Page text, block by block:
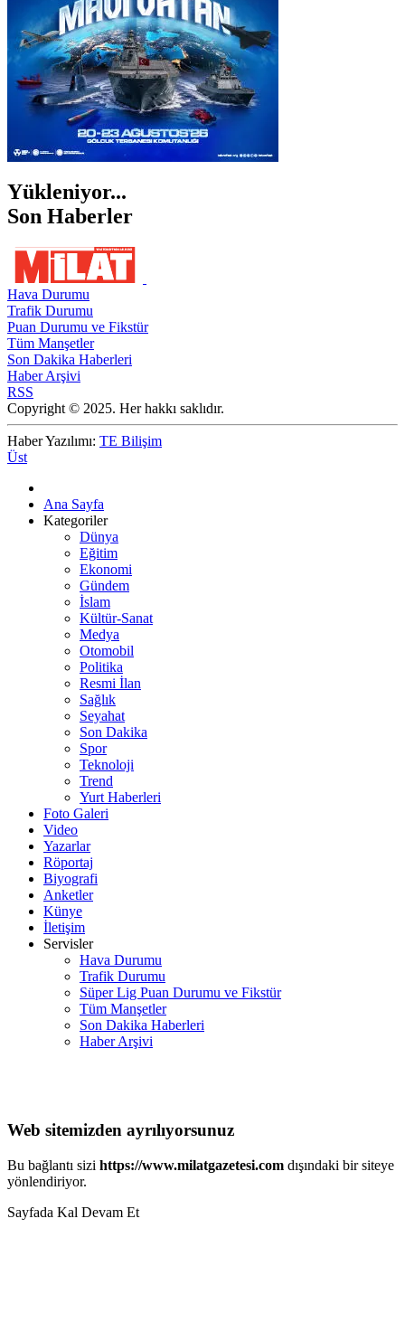
Yükleniyor...
Son Haberler
Hava Durumu
Trafik Durumu
Puan Durumu ve Fikstür
Tüm Manşetler
Son Dakika Haberleri
Haber Arşivi
RSS
Copyright © 2025. Her hakkı saklıdır.
Haber Yazılımı: TE Bilişim
Üst
Ana Sayfa
Kategoriler
Dünya
Eğitim
Ekonomi
Gündem
İslam
Kültür-Sanat
Medya
Otomobil
Politika
Resmi İlan
Sağlık
Seyahat
Son Dakika
Spor
Teknoloji
Trend
Yurt Haberleri
Foto Galeri
Video
Yazarlar
Röportaj
Biyografi
Anketler
Künye
İletişim
Servisler
Hava Durumu
Trafik Durumu
Süper Lig Puan Durumu ve Fikstür
Tüm Manşetler
Son Dakika Haberleri
Haber Arşivi
Web sitemizden ayrılıyorsunuz
Bu bağlantı sizi https://www.milatgazetesi.com dışındaki bir siteye
yönlendiriyor.
Sayfada Kal Devam Et